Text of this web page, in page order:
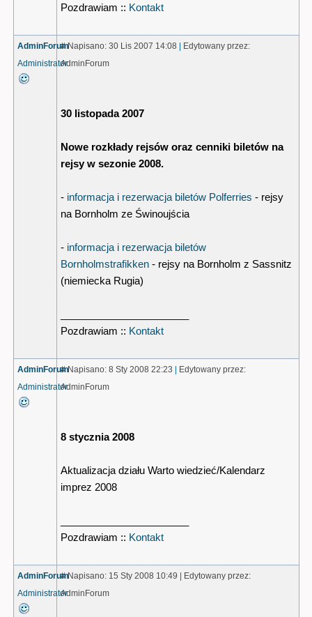
Pozdrawiam :: Kontakt
AdminForum
Administrator
#Napisano: 30 Lis 2007 14:08
Edytowany przez:
AdminForum
30 listopada 2007
Nowe rozkłady rejsów oraz cenniki biletów na
rejsy w sezonie 2008.
- informacja i rezerwacja biletów Polferries - rejsy
na Bornholm ze Świnoujścia
- informacja i rezerwacja biletów
Bornholmstrafikken- rejsy na Bornholm z Sassnitz
(niemiecka Rugia)
Pozdrawiam :: Kontakt
AdminForum
Administrator
#Napisano: 8 Sty 2008 22:23
Edytowany przez:
AdminForum
8 stycznia 2008
Aktualizacja działu Warto wiedzieć/Kalendarz
imprez 2008
Pozdrawiam :: Kontakt
AdminForum
Administrator
#Napisano: 15 Sty 2008 10:49
Edytowany przez:
AdminForum